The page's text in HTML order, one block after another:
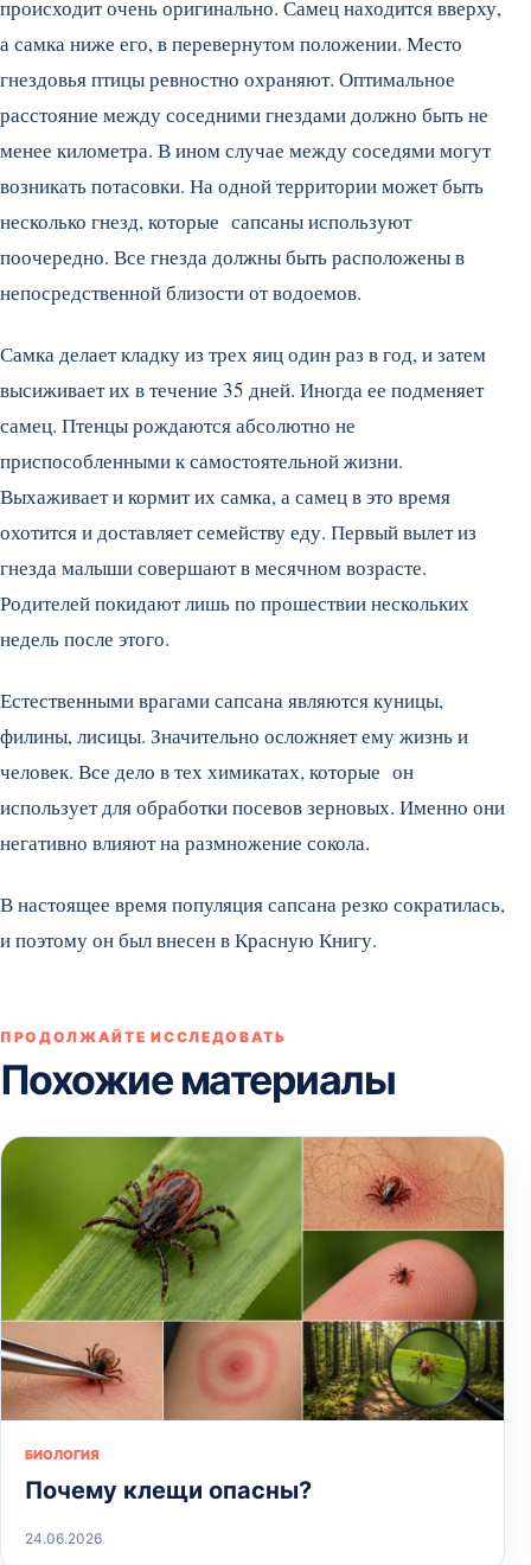
происходит очень оригинально. Самец находится вверху,
а самка ниже его, в перевернутом положении. Место
гнездовья птицы ревностно охраняют. Оптимальное
расстояние между соседними гнездами должно быть не
менее километра. В ином случае между соседями могут
возникать потасовки. На одной территории может быть
несколько гнезд, которые сапсаны используют
поочередно. Все гнезда должны быть расположены в
непосредственной близости от водоемов.
Самка делает кладку из трех яиц один раз в год, и затем
высиживает их в течение 35 дней. Иногда ее подменяет
самец. Птенцы рождаются абсолютно не
приспособленными к самостоятельной жизни.
Выхаживает и кормит их самка, а самец в это время
охотится и доставляет семейству еду. Первый вылет из
гнезда малыши совершают в месячном возрасте.
Родителей покидают лишь по прошествии нескольких
недель после этого.
Естественными врагами сапсана являются куницы,
филины, лисицы. Значительно осложняет ему жизнь и
человек. Все дело в тех химикатах, которые он
использует для обработки посевов зерновых. Именно они
негативно влияют на размножение сокола.
В настоящее время популяция сапсана резко сократилась,
и поэтому он был внесен в Красную Книгу.
ПРОДОЛЖАЙТЕ ИССЛЕДОВАТЬ
Похожие материалы
БИОЛОГИЯ
Почему клещи опасны?
24.06.2026